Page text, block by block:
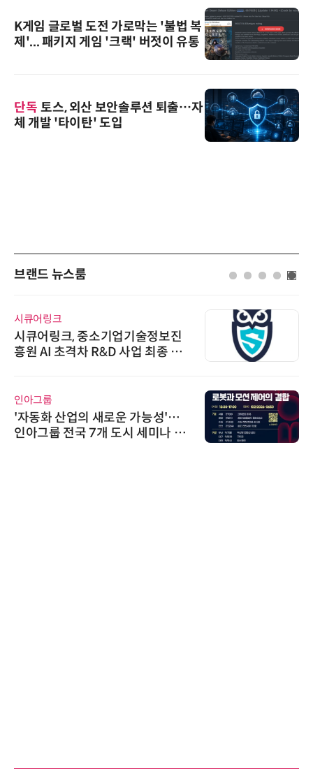
K게임 글로벌 도전 가로막는 '불법 복
제'... 패키지 게임 '크랙' 버젓이 유통
단독 토스, 외산 보안솔루션 퇴출…자
체 개발 '타이탄' 도입
브랜드 뉴스룸
시큐어링크
시큐어링크, 중소기업기술정보진
흥원 AI 초격차 R&D 사업 최종 선
인아그룹
'자동화 산업의 새로운 가능성'…
인아그룹 전국 7개 도시 세미나 페